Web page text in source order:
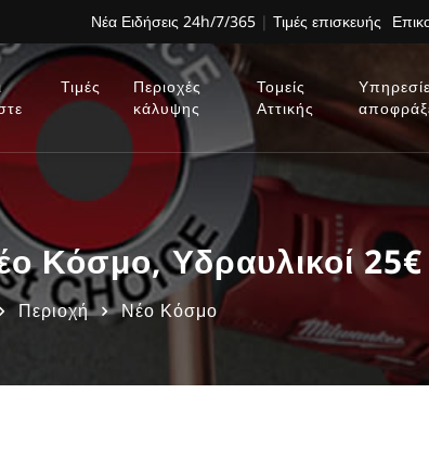
Νέα Ειδήσεις 24h/7/365 | Τιμές επισκευής
Τιμές
Περιοχές
κάλυψης
Τομείς
Αττικής
Κόσμο, Υδραυλικοί
Περιοχή Νέο Κόσμο